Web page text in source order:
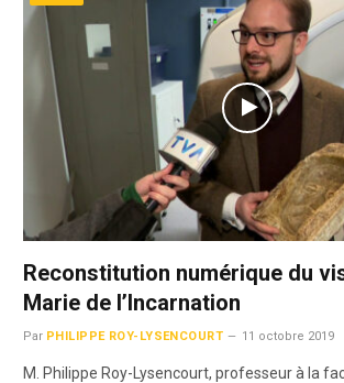
Reconstitution numérique du
Marie de l’Incarnation
Par PHILIPPE ROY-LYSENCOURT 11 octobre 2019
M. Philippe Roy-Lysencourt, professeur à la